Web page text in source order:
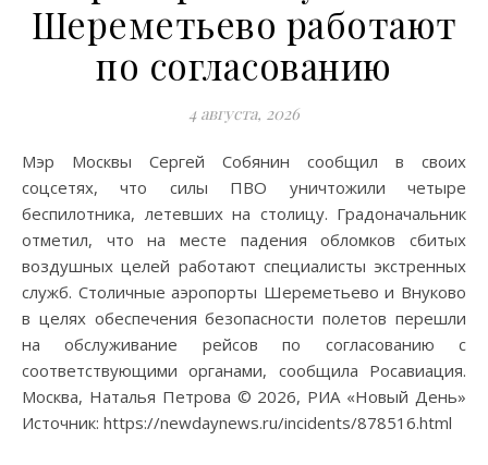
Шереметьево работают
по согласованию
4 августа, 2026
Мэр Москвы Сергей Собянин сообщил в своих
соцсетях, что силы ПВО уничтожили четыре
беспилотника, летевших на столицу. Градоначальник
отметил, что на месте падения обломков сбитых
воздушных целей работают специалисты экстренных
служб. Столичные аэропорты Шереметьево и Внуково
в целях обеспечения безопасности полетов перешли
на обслуживание рейсов по согласованию с
соответствующими органами, сообщила Росавиация.
Москва, Наталья Петрова © 2026, РИА «Новый День»
Источник: https://newdaynews.ru/incidents/878516.html